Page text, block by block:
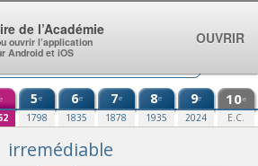
e 5e
1798
6e
1835
7e
1878
8e
1935
9e
2024
10e
E.C.
irremédiable
de l’Académie
ouvrir l’application
Android et iOS
OUVRIR